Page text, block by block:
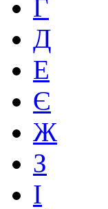
Г
Д
Е
Є
Ж
З
І